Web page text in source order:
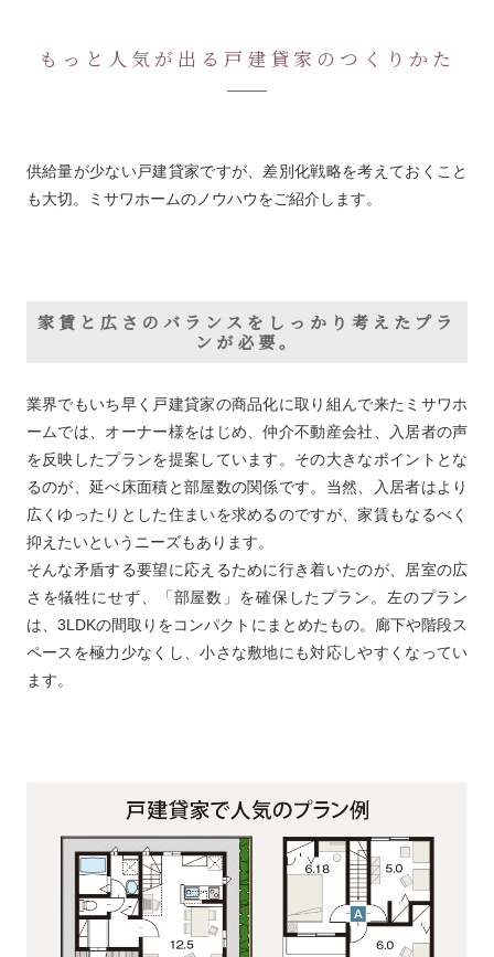
もっと人気が出る戸建貸家のつくりかた
供給量が少ない戸建貸家ですが、差別化戦略を考えておくこと
も大切。ミサワホームのノウハウをご紹介します。
家賃と広さのバランスをしっかり考えたプラ
ンが必要。
業界でもいち早く戸建貸家の商品化に取り組んで来たミサワホ
ームでは、オーナー様をはじめ、仲介不動産会社、入居者の声
を反映したプランを提案しています。その大きなポイントとな
るのが、延べ床面積と部屋数の関係です。当然、入居者はより
広くゆったりとした住まいを求めるのですが、家賃もなるべく
抑えたいというニーズもあります。
そんな矛盾する要望に応えるために行き着いたのが、居室の広
さを犠牲にせず、「部屋数」を確保したプラン。左のプラン
は、3LDKの間取りをコンパクトにまとめたもの。廊下や階段ス
ペースを極力少なくし、小さな敷地にも対応しやすくなってい
ます。